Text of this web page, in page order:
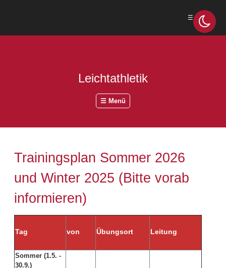
☰ Menü
Leichtathletik
☰ Menü
Trainingsplan Sommer 2026
und Winter 2025 (Bitte vorab
informieren)
Tag von Übungsort Leitung
Sommer (1.5. -
30.9.)